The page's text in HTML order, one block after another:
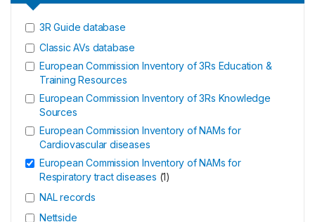
3R Guide database
Classic AVs database
European Commission Inventory of 3Rs Education &
Training Resources
European Commission Inventory of 3Rs Knowledge
Sources
European Commission Inventory of NAMs for
Cardiovascular diseases
European Commission Inventory of NAMs for
Respiratory tract diseases (1)
NAL records
Nettside